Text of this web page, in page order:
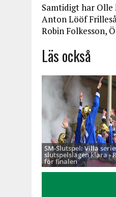
Samtidigt har
Anton Lööf
Robin Folkesson,
Läs också
SM-Slutspel: Villa
slutspelslagen klara -
för finalen